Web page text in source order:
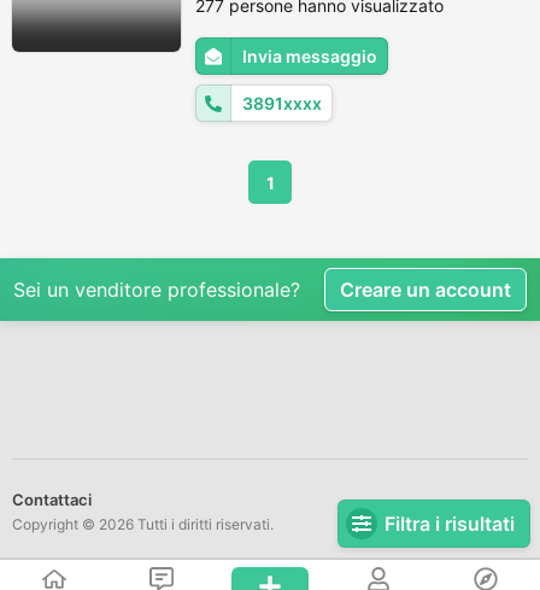
Filtra i risultati
277 persone hanno visualizzato
Invia messaggio
3891xxxx
1
Sei un venditore professionale? Creare un account
Contattaci
Copyright © 2026 Tutti i diritti riservati.